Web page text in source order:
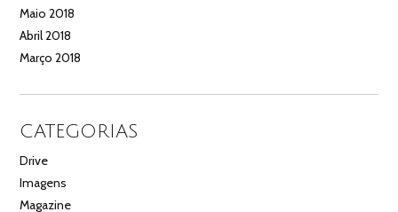
Maio 2018
Abril 2018
Março 2018
CATEGORIAS
Drive
Imagens
Magazine